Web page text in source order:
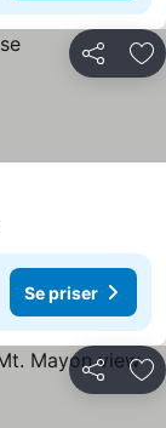
Del
Se priser
Del